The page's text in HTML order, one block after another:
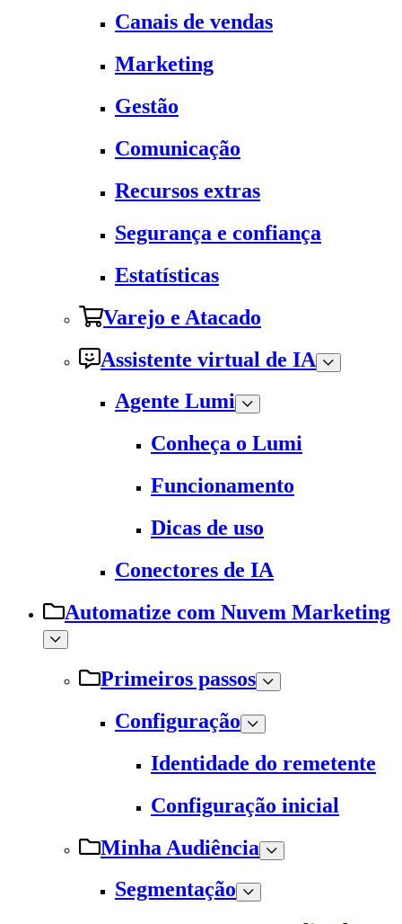
Canais de vendas
Marketing
Gestão
Comunicação
Recursos extras
Segurança e confiança
Estatísticas
Varejo e Atacado
Assistente virtual de IA
Agente Lumi
Conheça o Lumi
Funcionamento
Dicas de uso
Conectores de IA
Automatize com Nuvem Marketing
Primeiros passos
Configuração
Identidade do remetente
Configuração inicial
Minha Audiência
Segmentação